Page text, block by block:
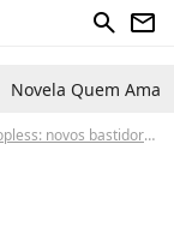
search newsletter
Novela Quem Ama
vêm à tona e revelam a reação furiosa de Príncipe William